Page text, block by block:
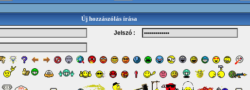
Új hozzászólás írása
Jelszó :